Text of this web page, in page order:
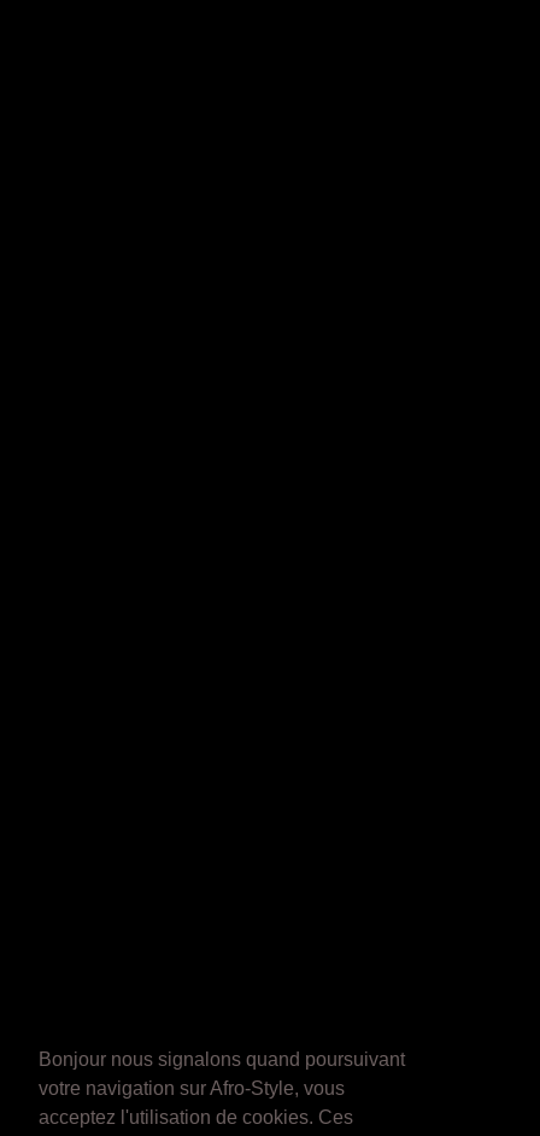
Bonjour nous signalons quand poursuivant
votre navigation sur Afro-Style, vous
acceptez l'utilisation de cookies. Ces